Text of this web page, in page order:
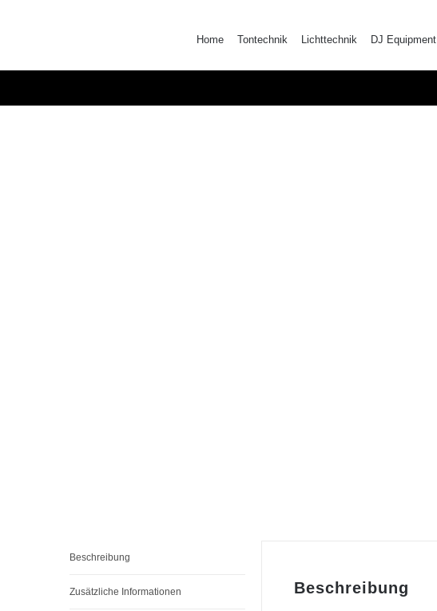
Home Tontechnik Lichttechnik DJ Equipment
Beschreibung
Zusätzliche Informationen Beschreibung